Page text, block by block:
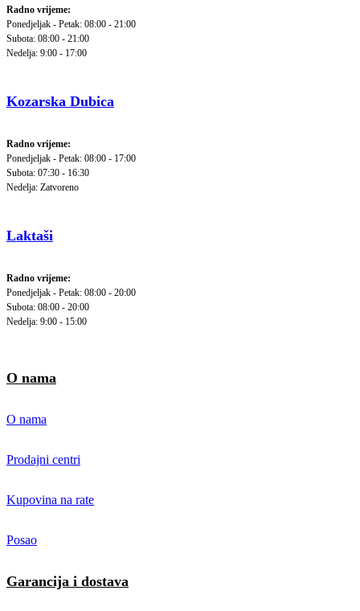
Radno vrijeme:
Ponedjeljak - Petak: 08:00 - 21:00
Subota: 08:00 - 21:00
Nedelja: 9:00 - 17:00
Kozarska Dubica
Radno vrijeme:
Ponedjeljak - Petak: 08:00 - 17:00
Subota: 07:30 - 16:30
Nedelja: Zatvoreno
Laktaši
Radno vrijeme:
Ponedjeljak - Petak: 08:00 - 20:00
Subota: 08:00 - 20:00
Nedelja: 9:00 - 15:00
O nama
O nama
Prodajni centri
Kupovina na rate
Posao
Garancija i dostava